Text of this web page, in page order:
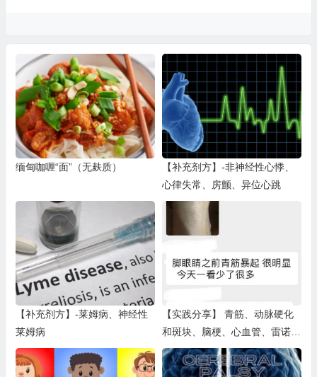
缅甸咖喱“面”（无麸质）
【补充剂方】-非神经性心悸、
心律失常、房颤、异位心跳
【补充剂方】-莱姆病、神经性
莱姆病
【实践分享】 青筋、动脉硬化
和斑块、脑梗、心血管、雷诺、
体位心动过速、带状疱疹（一）